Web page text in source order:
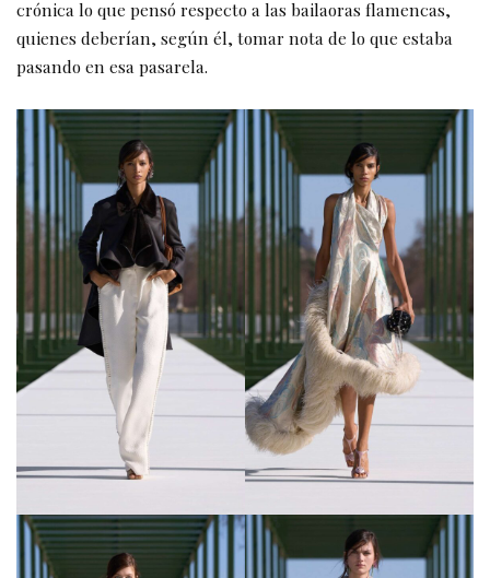
crónica lo que pensó respecto a las bailaoras flamencas,
quienes deberían, según él, tomar nota de lo que estaba
pasando en esa pasarela.